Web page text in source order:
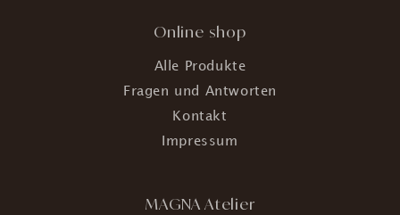
Online shop
Alle Produkte
Fragen und Antworten
Kontakt
Impressum
MAGNA Atelier